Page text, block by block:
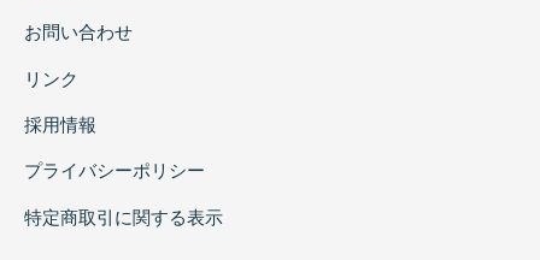
お問い合わせ
リンク
採用情報
プライバシーポリシー
特定商取引に関する表示